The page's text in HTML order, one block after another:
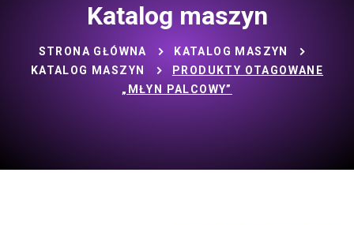
Katalog maszyn
STRONA GŁÓWNA
KATALOG MASZYN
KATALOG MASZYN
PRODUKTY OTAGOWANE
„MŁYN PALCOWY”